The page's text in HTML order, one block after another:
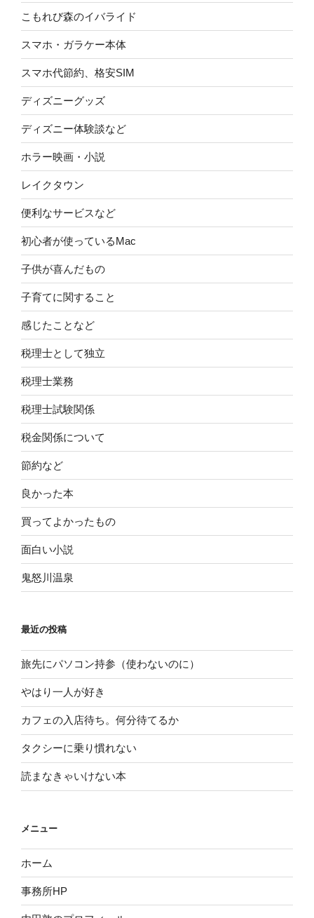
こもれび森のイバライド
スマホ・ガラケー本体
スマホ代節約、格安SIM
ディズニーグッズ
ディズニー体験談など
ホラー映画・小説
レイクタウン
便利なサービスなど
初心者が使っているMac
子供が喜んだもの
子育てに関すること
感じたことなど
税理士として独立
税理士業務
税理士試験関係
税金関係について
節約など
良かった本
買ってよかったもの
面白い小説
鬼怒川温泉
最近の投稿
旅先にパソコン持参（使わないのに）
やはり一人が好き
カフェの入店待ち。何分待てるか
タクシーに乗り慣れない
読まなきゃいけない本
メニュー
ホーム
事務所HP